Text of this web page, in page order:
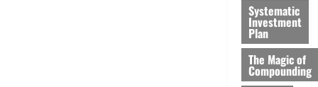
Systematic
Investment
Plan
The Magic of
Compounding